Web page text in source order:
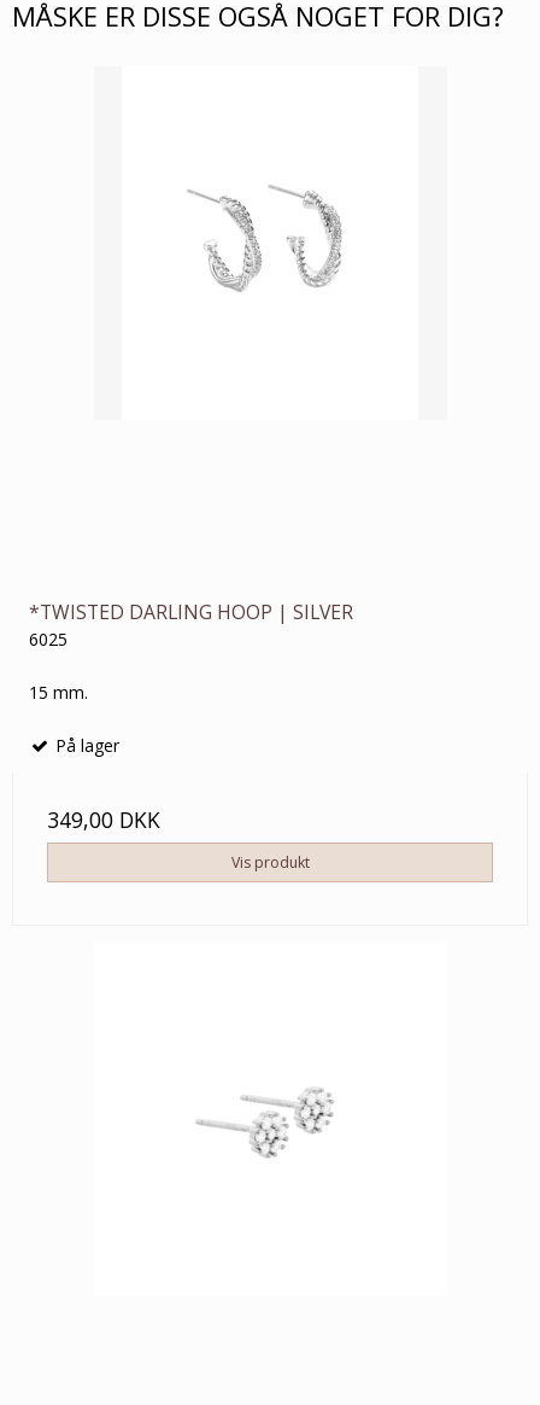
MÅSKE ER DISSE OGSÅ NOGET FOR DIG?
*TWISTED DARLING HOOP | SILVER
6025
15 mm.
På lager
349,00 DKK
Vis produkt